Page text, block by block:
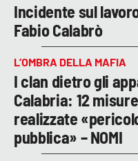
Incidente sul
Fabio Calabrò
L’OMBRA DELLA MAFIA
I clan dietro gli
Calabria: 12
realizzate
pubblica» – NOMI